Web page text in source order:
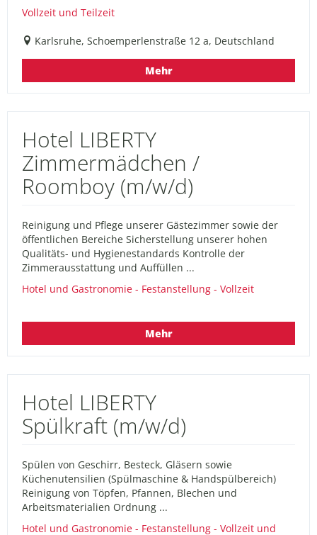
Vollzeit und Teilzeit
Karlsruhe, Schoemperlenstraße 12 a, Deutschland
Mehr
Hotel LIBERTY
Zimmermädchen /
Roomboy (m/w/d)
Reinigung und Pflege unserer Gästezimmer sowie der
öffentlichen Bereiche Sicherstellung unserer hohen
Qualitäts- und Hygienestandards Kontrolle der
Zimmerausstattung und Auffüllen ...
Hotel und Gastronomie - Festanstellung - Vollzeit
Mehr
Hotel LIBERTY
Spülkraft (m/w/d)
Spülen von Geschirr, Besteck, Gläsern sowie
Küchenutensilien (Spülmaschine & Handspülbereich)
Reinigung von Töpfen, Pfannen, Blechen und
Arbeitsmaterialien Ordnung ...
Hotel und Gastronomie - Festanstellung - Vollzeit und